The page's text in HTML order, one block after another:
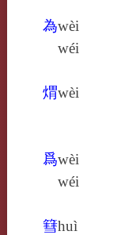
為wèi
wéi
煟wèi
爲wèi
wéi
篲huì